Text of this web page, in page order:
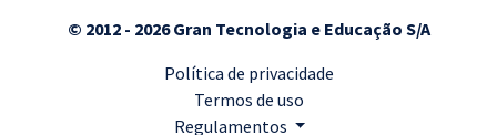
© 2012 - 2026 Gran Tecnologia e Educação S/A
Política de privacidade
Termos de uso
Regulamentos